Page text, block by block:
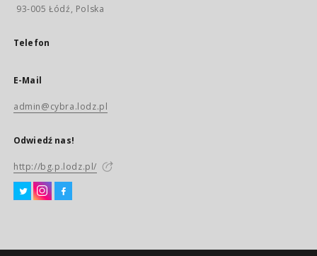
93-005 Łódź, Polska
Telefon
E-Mail
admin@cybra.lodz.pl
Odwiedź nas!
http://bg.p.lodz.pl/